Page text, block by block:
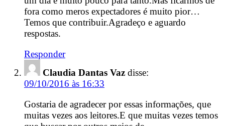
fora como meros expectadores é muito pior…
Temos que contribuir.Agradeço e aguardo
respostas.
Responder
Claudia Dantas Vaz disse:
09/10/2016 às 16:33
Gostaria de agradecer por essas informações, que
muitas vezes aos leitores.E que muitas vezes temos